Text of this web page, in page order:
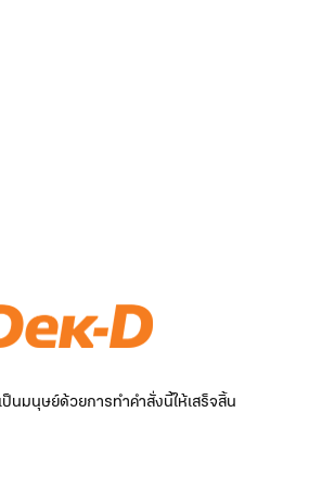
นมนุษย์ด้วยการทำคำสั่งนี้ให้เสร็จสิ้น